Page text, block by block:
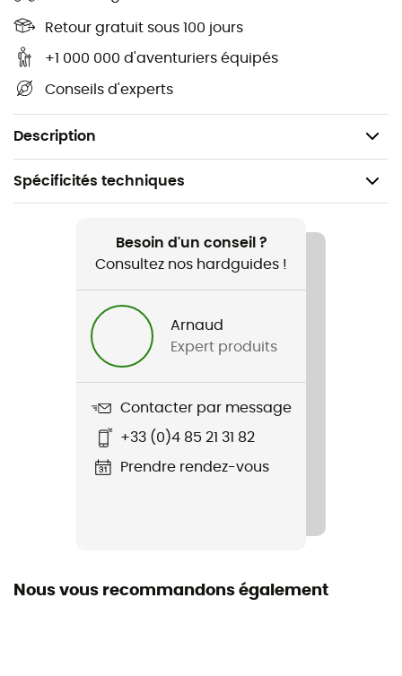
Retour gratuit sous 100 jours
+1 000 000 d'aventuriers équipés
Conseils d'experts
Description
chaussures, idéale pour garder tout bien organisé et
éviter les mélanges indésirables. Une idée cadeau à ne
herbe !
Composition : 100 % polyester recyclé
Spécificités techniques
Voyage / Lifestyle
Homme / Femme
Nom du produit
Besoin d'un conseil ?
Consultez nos hardguides !
Arnaud
Expert produits
Contacter par message
+33 (0)4 85 21 31 82
Prendre rendez-vous
Nous vous recommandons également